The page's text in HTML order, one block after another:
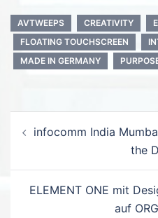
AVTWEEPS CREATIVITY
FLOATING TOUCHSCREEN
MADE IN GERMANY
Navigation
infocomm India
the
ELEMENT ONE mit
auf